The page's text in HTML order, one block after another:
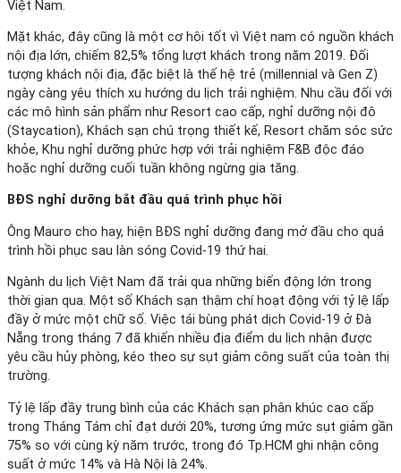
Việt Nam.
Mặt khác, đây cũng là một cơ hôi tốt vì Việt nam có nguồn khách
nội địa lớn, chiếm 82,5% tổng lượt khách trong năm 2019. Đối
tượng khách nội địa, đặc biệt là thế hệ trẻ (millennial và Gen Z)
ngày càng yêu thích xu hướng du lịch trải nghiệm. Nhu cầu đối với
các mô hình sản phẩm như Resort cao cấp, nghỉ dưỡng nội đô
(Staycation), Khách sạn chú trọng thiết kế, Resort chăm sóc sức
khỏe, Khu nghỉ dưỡng phức hợp với trải nghiệm F&B độc đáo
hoặc nghỉ dưỡng cuối tuần không ngừng gia tăng.
BĐS nghỉ dưỡng bắt đầu quá trình phục hồi
Ông Mauro cho hay, hiện BĐS nghỉ dưỡng đang mở đầu cho quá
trình hồi phục sau làn sóng Covid-19 thứ hai.
Ngành du lịch Việt Nam đã trải qua những biến động lớn trong
thời gian qua. Một số Khách sạn thậm chí hoạt động với tỷ lệ lấp
đầy ở mức một chữ số. Việc tái bùng phát dịch Covid-19 ở Đà
Nẵng trong tháng 7 đã khiến nhiều địa điểm du lịch nhận được
yêu cầu hủy phòng, kéo theo sự sụt giảm công suất của toàn thị
trường.
Tỷ lệ lấp đầy trung bình của các Khách sạn phân khúc cao cấp
trong Tháng Tám chỉ đạt dưới 20%, tương ứng mức sụt giảm gần
75% so với cùng kỳ năm trước, trong đó Tp.HCM ghi nhận công
suất ở mức 14% và Hà Nội là 24%.